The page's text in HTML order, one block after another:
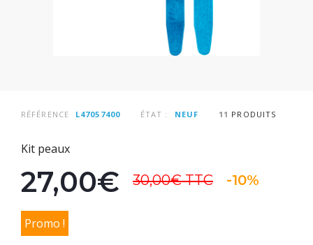
RÉFÉRENCE L47057400 ÉTAT : NEUF 11 PRODUITS
Kit peaux
27,00€ 30,00€TTC -10%
Promo !